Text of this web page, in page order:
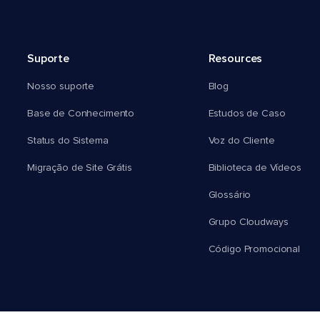
Suporte
Nosso suporte
Base de Conhecimento
Status do Sistema
Migração de Site Grátis
Resources
Blog
Estudos de Caso
Voz do Cliente
Biblioteca de Vídeos
Glossário
Grupo Cloudways
Código Promocional